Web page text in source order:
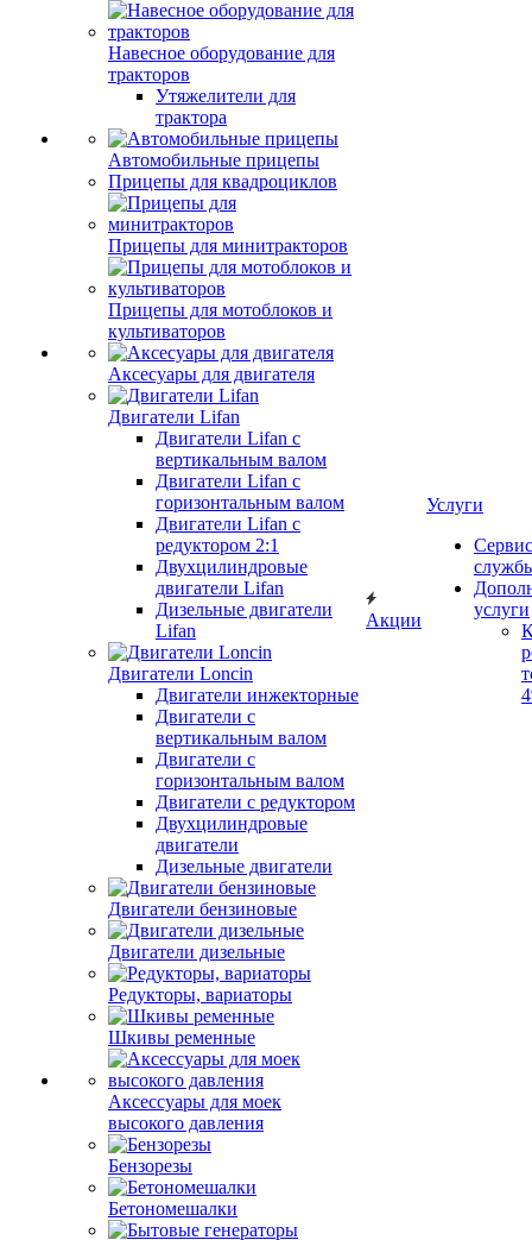
Навесное оборудование для
тракторов
Утяжелители для
трактора
Автомобильные прицепы
Прицепы для квадроциклов
Прицепы для минитракторов
Прицепы для мотоблоков и
культиваторов
Аксесуары для двигателя
Двигатели Lifan
Двигатели Lifan с
вертикальным валом
Двигатели Lifan с
горизонтальным валом
Двигатели Lifan с
редуктором 2:1
Двухцилиндровые
двигатели Lifan
Дизельные двигатели
Lifan
Двигатели Loncin
Двигатели инжекторные
Двигатели с
вертикальным валом
Двигатели с
горизонтальным валом
Двигатели с редуктором
Двухцилиндровые
двигатели
Дизельные двигатели
Двигатели бензиновые
Двигатели дизельные
Редукторы, вариаторы
Шкивы ременные
Аксессуары для моек
высокого давления
Бензорезы
Бетономешалки
Акции
Услуги
услуги